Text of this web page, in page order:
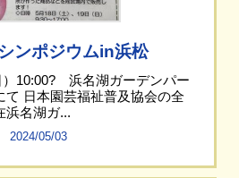
ンポジウムin浜松
）10:00? 浜名湖ガーデンパー
て 日本園芸福祉普及協会の全
浜名湖ガ...
2024/05/03